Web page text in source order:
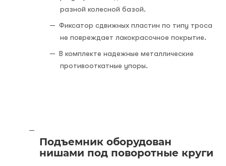
разной колесной базой.
Фиксатор сдвижных пластин по типу троса
не повреждает лакокрасочное покрытие.
В комплекте надежные металлические
противооткатные упоры.
Подъемник оборудован
нишами под поворотные круги